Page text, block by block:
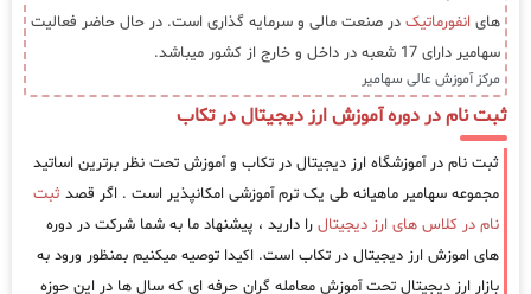
های انفورماتیک در صنعت مالی و سرمایه گذاری است. در حال حاضر فعالیت
سهامیر دارای 17 شعبه در داخل و خارج از کشور میباشد.
مرکز آموزش عالی سهامیر
ثبت نام در دوره آموزش ارز دیجیتال در تکاب
ثبت نام در آموزشگاه ارز دیجیتال در تکاب و آموزش تحت نظر برترین اساتید
مجموعه سهامیر ماهیانه طی یک ترم آموزشی امکانپذیر است . اگر قصد ثبت
نام در کلاس های ارز دیجیتال را دارید ، پیشنهاد ما به شما شرکت در دوره
های اموزش ارز دیجیتال در تکاب است. اکیدا توصیه میکنیم بمنظور ورود به
بازار ارز دیجیتال تحت آموزش معامله گران حرفه ای که سال ها در این حوزه